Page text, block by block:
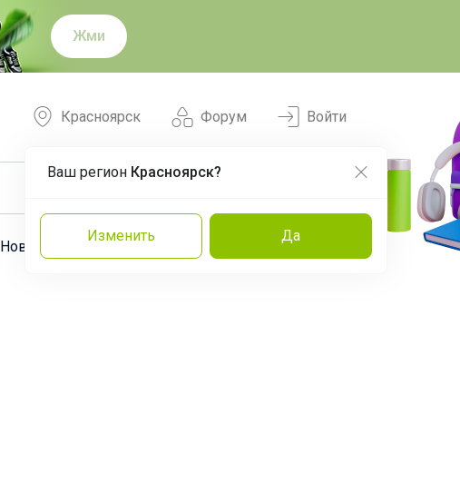
Жми
Форум
Красноярск
Ваш регион Красноярск?
Изменить Да
Войти
Новости Команда Эксперты